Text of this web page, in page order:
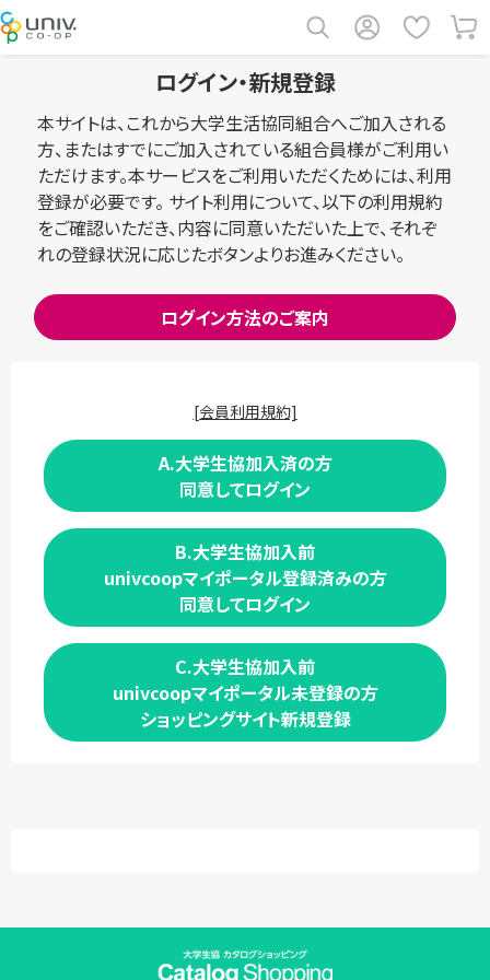
ログイン・新規登録
本サイトは、これから大学生活協同組合へご加入される
方、またはすでにご加入されている組合員様がご利用い
ただけます。本サービスをご利用いただくためには、利用
登録が必要です。 サイト利用について、以下の利用規約
をご確認いただき、内容に同意いただいた上で、それぞ
れの登録状況に応じたボタンよりお進みください。
ログイン方法のご案内
[会員利用規約]
A.大学生協加入済の方
同意してログイン
B.大学生協加入前
univcoopマイポータル登録済みの方
同意してログイン
C.大学生協加入前
univcoopマイポータル未登録の方
ショッピングサイト新規登録